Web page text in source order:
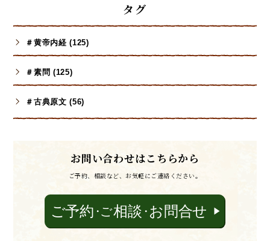
タグ
＃黄帝内経 (125)
＃素問 (125)
＃古典原文 (56)
お問い合わせはこちらから
ご予約、相談など、お気軽にご連絡ください。